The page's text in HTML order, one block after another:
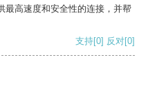
最高速度和安全性的连接，并帮
支持[0] 反对[0]